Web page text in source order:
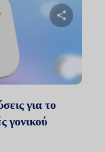
για το
γονικού